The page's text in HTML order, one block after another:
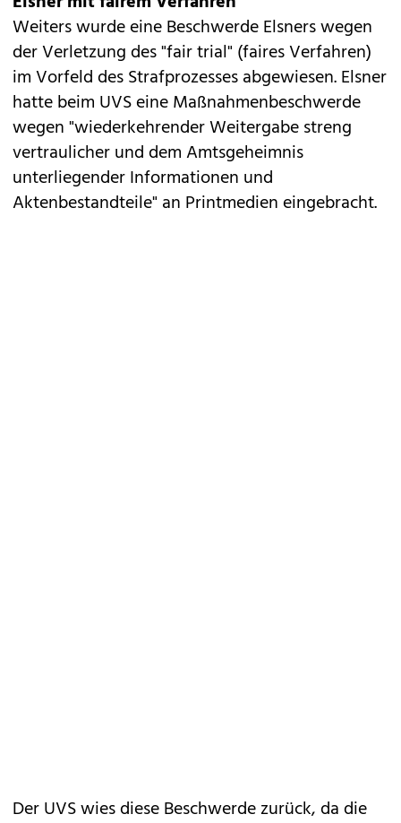
Weiters wurde eine Beschwerde Elsners wegen
der Verletzung des "fair trial" (faires Verfahren)
im Vorfeld des Strafprozesses abgewiesen. Elsner
hatte beim UVS eine Maßnahmenbeschwerde
wegen "wiederkehrender Weitergabe streng
vertraulicher und dem Amtsgeheimnis
unterliegender Informationen und
Aktenbestandteile" an Printmedien eingebracht.
Der UVS wies diese Beschwerde zurück, da die